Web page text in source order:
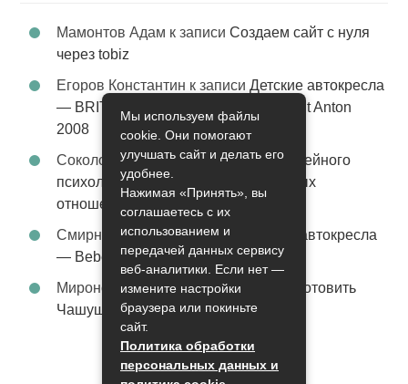
Мамонтов Адам к записиСоздаем сайт с нуля
через tobiz
Егоров Константин к записиДетские автокресла
— BRITAX Evolva 1-2-3 (1-2-3) цвет St Anton
2008
Соколова Эльзак записиУслуги семейного
психолога – стабильность в семейных
отношениях
Смирнова Грацияк записи
Детские автокресла
— Bebe Confort Moby цвет Orange
Миронов Никифорк записи
Как приготовить
Чашушули
Мы используем файлы
cookie. Они помогают
улучшать сайт и делать его
удобнее.
Нажимая «Принять», вы
соглашаетесь с их
использованием и
передачей данных сервису
веб-аналитики. Если нет —
измените настройки
браузера или покиньте
сайт.
Политика обработки
персональных данных и